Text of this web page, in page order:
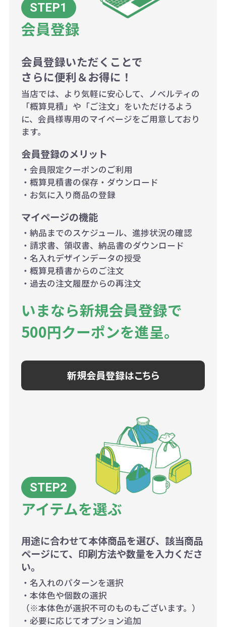
当たり）
500個~999個の場合：35円（1個
1,000個以上：28円（1個当た
り）
会員登録
会員登録いただくことで
さらに便利＆お得に！
当店では、より気軽に安心して、ノベルティの
「概算見積」や「ご注文」をいただけるよう
に、会員様専用のマイページをご用意しており
ます。
会員登録のメリット
・会員限定クーポンのご利用
・概算見積書の保存・ダウンロード
・お気に入り商品の登録
マイページの機能
・納品までのスケジュール、進捗状況の確認
・請求書、領収書、納品書のダウンロード
・名入れデザインデータの授受
・概算見積書からのご注文
・過去の注文履歴からの再注文
いまなら新規会員登録で
500円クーポンを進呈。
新規会員登録はこちら
アイテムを選ぶ
用途に合わせて本体商品を選び、該当商品
ページにて、印刷方法や数量を入力くださ
い。
・名入れのパターンを選択
・本体色や個数の選択
（※本体色が選択不可のものもございます。）
・必要に応じてオプション追加